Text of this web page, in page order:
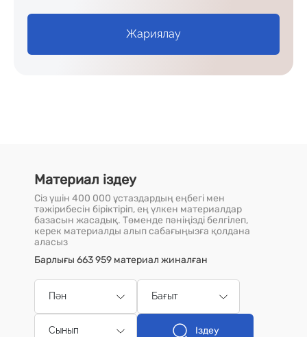
Жариялау
Материал іздеу
Сіз үшін 400 000 ұстаздардың еңбегі мен
тәжірибесін біріктіріп, ең үлкен материалдар
базасын жасадық. Төменде пәніңізді белгілеп,
керек материалды алып сабағыңызға қолдана
аласыз
Барлығы 663 959 материал жиналған
Пән Бағыт
Сынып Іздеу